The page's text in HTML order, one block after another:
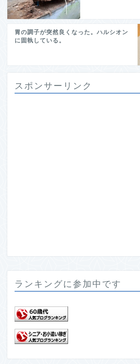
胃の調子が突然良くなった。ハルシオン
に固執している。
スポンサーリンク
ランキングに参加中です